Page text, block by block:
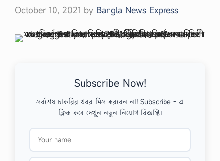
October 10, 2021 by Bangla News Express
Subscribe Now!
সর্বশেষ চাকরির খবর মিস করবেন না! Subscribe - এ
ক্লিক করে দেখুন নতুন নিয়োগ বিজ্ঞপ্তি।